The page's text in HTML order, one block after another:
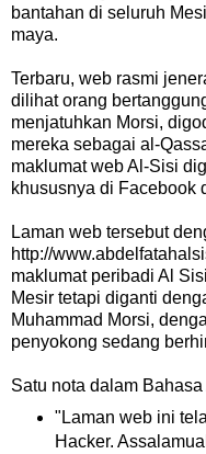
bantahan di seluruh
maya.
Terbaru, web rasmi
dilihat orang
menjatuhkan Morsi,
mereka sebagai al-
maklumat web Al-Sisi
khususnya di Facebook
Laman web tersebut
http://
maklumat peribadi Al
Mesir tetapi diganti
Muhammad Morsi,
penyokong sedang
Satu nota dalam
"Laman web ini
Hacker.